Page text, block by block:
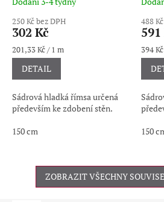
250 Kč bez DPH
302 Kč
Měrná
cena:
201,33 Kč / 1 m
DETAIL
Sádrová hladká římsa určená
především ke zdobení stěn.
150 cm
488
591
Měrná
cena:
394
150
ZOBRAZIT VŠECHNY